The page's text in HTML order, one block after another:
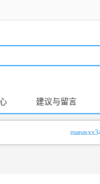
建议与留言
manasxx345